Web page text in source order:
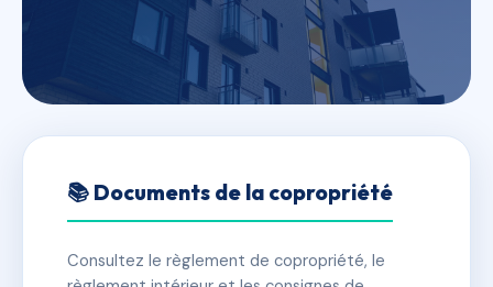
LE CAPRICORNE
✓ Immatriculée 🏠 38 lots 🏗 1 bâtiment(s)
📚 Documents de la copropriété
Consultez le règlement de copropriété, le